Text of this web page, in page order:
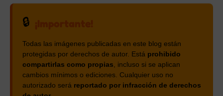
🔒
Todas las imágenes publicadas en este blog están
protegidas por derechos de autor. Está prohibido
compartirlas como propias , incluso si se aplican
cambios mínimos o ediciones. Cualquier uso no
autorizado será reportado por infracción de derechos